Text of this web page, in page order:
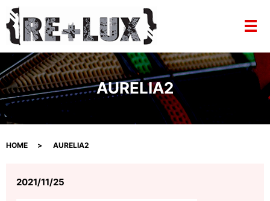
メ
AURELIA2
HOME AURELIA2
2021/11/25